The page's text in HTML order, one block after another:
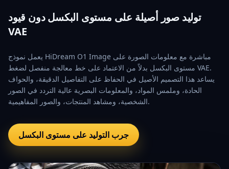
توليد صور أصيلة على مستوى البكسل دون قيود
VAE
يعمل نموذج HiDream O1 Image مباشرة مع معلومات الصورة على
مستوى البكسل بدلاً من الاعتماد على خط معالجة منفصل لضغط VAE.
يساعد هذا التصميم الأصيل في الحفاظ على التفاصيل الدقيقة، والحواف
الحادة، وملمس المواد، والمعلومات البصرية عالية التردد في الصور
الشخصية، ومشاهد المنتجات، والصور المفاهيمية.
جرب التوليد على مستوى البكسل